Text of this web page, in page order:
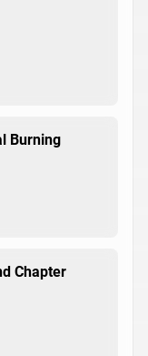
Burning
Chapter